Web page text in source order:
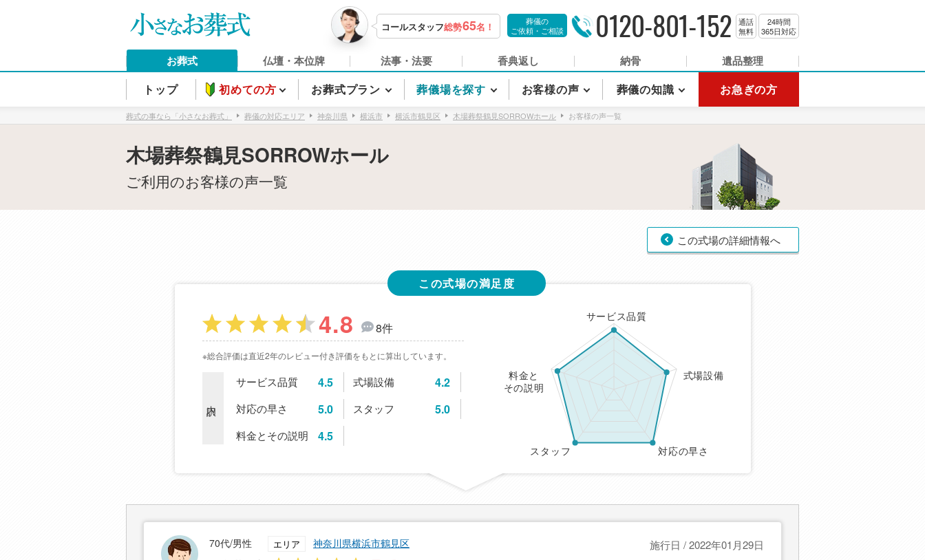
コールスタッフ総勢65名！
葬儀の
ご依頼・ご相談
0120-801-152
通話
無料
24時間
365日対応
お葬式 仏壇・本位牌 法事・法要 香典返し 納骨 遺品整理
トップ 初めての方 お葬式プラン 葬儀場を探す お客様の声 葬儀の知識 お急ぎの方
葬式の事なら「小さなお葬式」 葬儀の対応エリア 神奈川県 横浜市 横浜市鶴見区 木場葬祭鶴見SORROWホール お客様の声一覧
木場葬祭鶴見SORROWホール
ご利用のお客様の声一覧
この式場の詳細情報へ
この式場の満足度
4.8 8件
※総合評価は直近2年のレビュー付き評価をもとに算出しています。
サービス品質 4.5 式場設備 4.2
対応の早さ 5.0 スタッフ 5.0
料金とその説明 4.5
サービス品質
式場設備
対応の早さ
スタッフ
料金と
その説明
70代/男性 エリア 神奈川県横浜市鶴見区 施行日 / 2022年01月29日